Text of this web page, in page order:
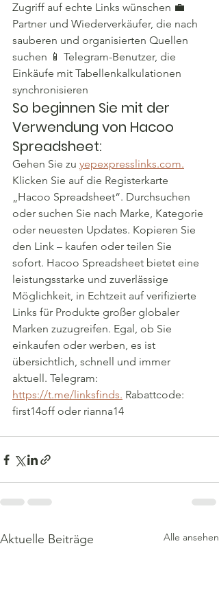
Zugriff auf echte Links wünschen 💼
Partner und Wiederverkäufer, die nach
sauberen und organisierten Quellen
suchen 📱 Telegram-Benutzer, die
Einkäufe mit Tabellenkalkulationen
synchronisieren
So beginnen Sie mit der
Verwendung von Hacoo
Spreadsheet:
Gehen Sie zu yepexpresslinks.com.
Klicken Sie auf die Registerkarte
„Hacoo Spreadsheet“. Durchsuchen
oder suchen Sie nach Marke, Kategorie
oder neuesten Updates. Kopieren Sie
den Link – kaufen oder teilen Sie
sofort. Hacoo Spreadsheet bietet eine
leistungsstarke und zuverlässige
Möglichkeit, in Echtzeit auf verifizierte
Links für Produkte großer globaler
Marken zuzugreifen. Egal, ob Sie
einkaufen oder werben, es ist
übersichtlich, schnell und immer
aktuell. Telegram:
https://t.me/linksfinds. Rabattcode:
first14off oder rianna14
Aktuelle Beiträge Alle ansehen